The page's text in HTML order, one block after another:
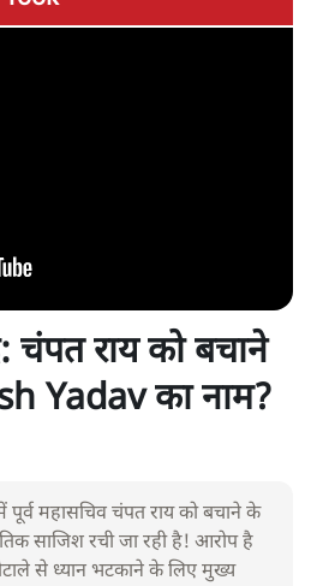
चंपत राय को बचाने
Yadav का नाम?
पूर्व महासचिव चंपत राय को बचाने के
साजिश रची जा रही है! आरोप है
से ध्यान भटकाने के लिए मुख्य